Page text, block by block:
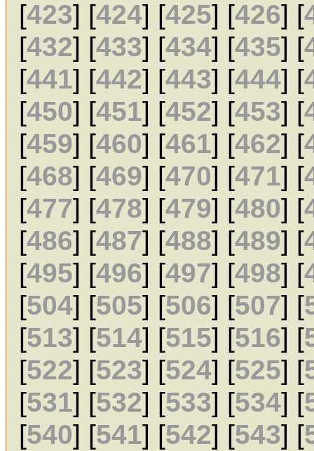
[423] [424] [425] [426] [
[432] [433] [434] [435] [
[441] [442] [443] [444] [
[450] [451] [452] [453] [
[459] [460] [461] [462] [
[468] [469] [470] [471] [
[477] [478] [479] [480] [
[486] [487] [488] [489] [
[495] [496] [497] [498] [
[504] [505] [506] [507] [
[513] [514] [515] [516] [
[522] [523] [524] [525] [
[531] [532] [533] [534] [
[540] [541] [542] [543] [